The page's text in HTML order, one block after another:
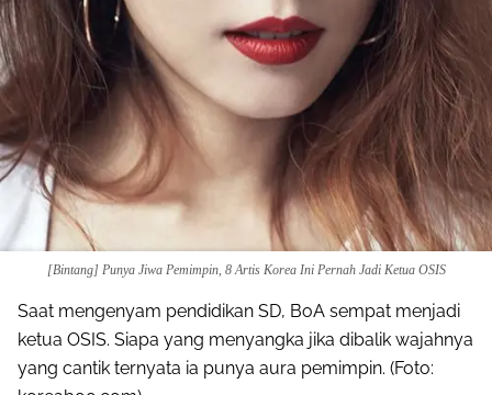
[Bintang] Punya Jiwa Pemimpin, 8 Artis Korea Ini Pernah Jadi Ketua OSIS
Saat mengenyam pendidikan SD, BoA sempat menjadi
ketua OSIS. Siapa yang menyangka jika dibalik wajahnya
yang cantik ternyata ia punya aura pemimpin. (Foto: